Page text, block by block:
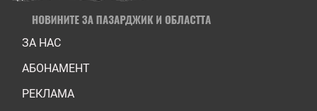
ЗА НАС
АБОНАМЕНТ
РЕКЛАМА